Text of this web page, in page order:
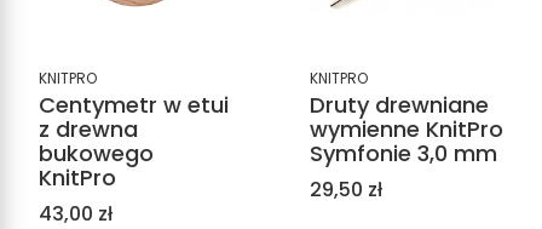
KNITPRO
Centymetr w etui
z drewna
bukowego
KnitPro
Cena
43,00 zł
KNITPRO
Druty drewniane
wymienne KnitPro
Symfonie 3,0 mm
Cena
29,50 zł